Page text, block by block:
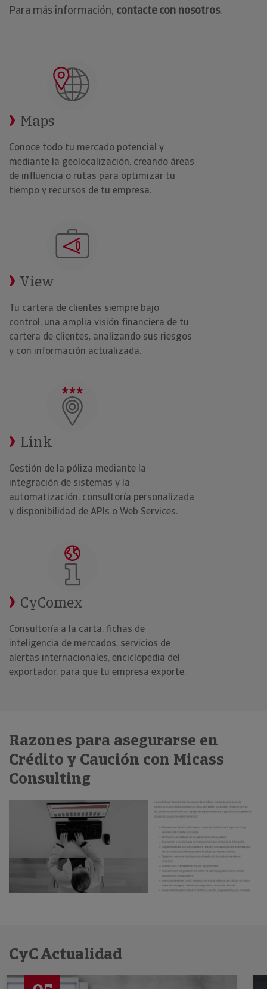
Para más información, contacte con nosotros.
Maps
Conoce todo tu mercado potencial y
mediante la geolocalización, creando áreas
de influencia o rutas para optimizar tu
tiempo y recursos de tu empresa.
View
Tu cartera de clientes siempre bajo
control, una amplia visión financiera de tu
cartera de clientes, analizando sus riesgos
y con información actualizada.
Link
Gestión de la póliza mediante la
integración de sistemas y la
automatización, consultoría personalizada
y disponibilidad de APIs o Web Services.
CyComex
Consultoría a la carta, fichas de
inteligencia de mercados, servicios de
alertas internacionales, enciclopedia del
exportador, para que tu empresa exporte.
Razones para asegurarse en
Crédito y Caución con Micass
Consulting
CyC Actualidad